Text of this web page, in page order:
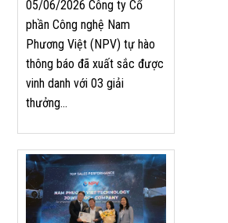
APPRECIATION MEET
2026
05/06/2026 Công ty Cổ
phần Công nghệ Nam
Phương Việt (NPV) tự hào
thông báo đã xuất sắc được
vinh danh với 03 giải
thưởng...